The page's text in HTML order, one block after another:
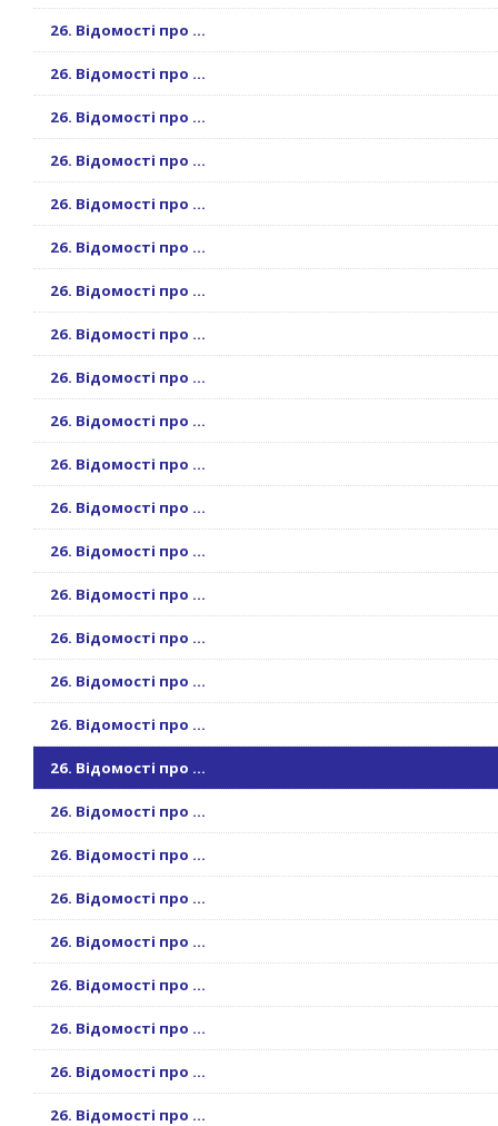
26. Відомості про ...
26. Відомості про ...
26. Відомості про ...
26. Відомості про ...
26. Відомості про ...
26. Відомості про ...
26. Відомості про ...
26. Відомості про ...
26. Відомості про ...
26. Відомості про ...
26. Відомості про ...
26. Відомості про ...
26. Відомості про ...
26. Відомості про ...
26. Відомості про ...
26. Відомості про ...
26. Відомості про ...
26. Відомості про ...
26. Відомості про ...
26. Відомості про ...
26. Відомості про ...
26. Відомості про ...
26. Відомості про ...
26. Відомості про ...
26. Відомості про ...
26. Відомості про ...